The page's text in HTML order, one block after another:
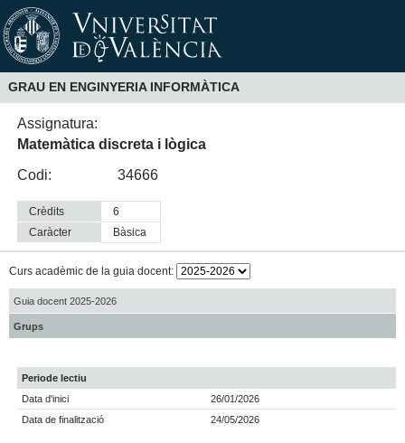
GRAU EN ENGINYERIA INFORMÀTICA
Assignatura:
Matemàtica discreta i lògica
Codi:
34666
Crèdits
6
Caràcter
bàsica
Curs acadèmic de la guia docent:
Guia docent 2025-2026
Grups
Periode lectiu
Data d'inici
26/01/2026
Data de finalització
24/05/2026